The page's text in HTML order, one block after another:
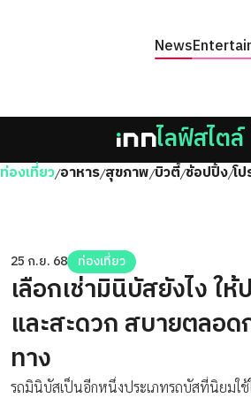
News
ไลฟ์สไตล์
ท่องเที่ยว/อาหาร/สุขภาพ/บิวตี้/ช้อปปิ้ง/โ
25 ก.ย. 68 ท่องเที่ยว
เลือกเช่ามินิบัสยังไง ใ
และสะดวก สบายตลอด
ทาง
รถมินิบัสเป็นอีกหนึ่งประเภทรถบัสที่นิยมใช้